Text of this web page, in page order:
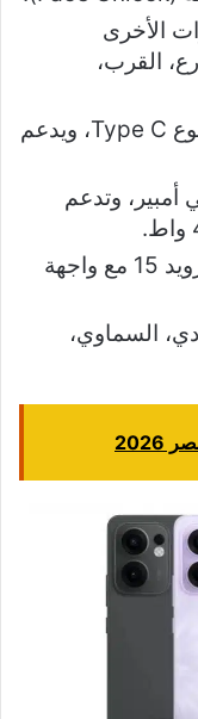
الأخرى
القرب،
منفذ الشحن والبيانات هو من نوع Type C، ويدعم
تأتي بسعة 5800 مللي أمبير، وتدعم
يعمل الهاتف بنظام تشغيل أندرويد 15 مع واجهة
السماوي،